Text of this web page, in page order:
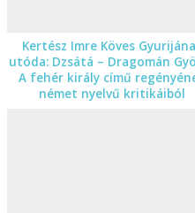
Kertész Imre Köves
utóda: Dzsátá – Dragomán
A fehér király című
német nyelvű kritikáiból